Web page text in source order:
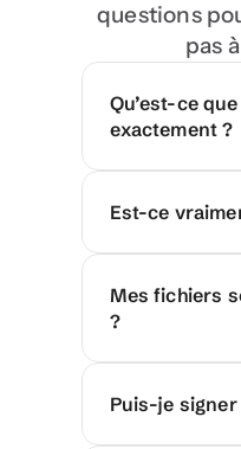
questions
pas
Qu’est-ce
exactement ?
Est-ce
Mes fichiers
?
Puis-je